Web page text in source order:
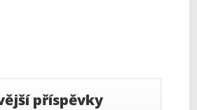
příspěvky